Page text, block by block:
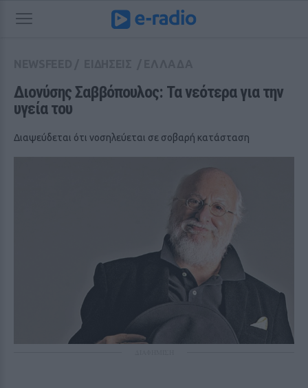
Διονύσης Σαββόπουλος: Τα νεότερα για την
υγεία του
Διαψεύδεται ότι νοσηλεύεται σε σοβαρή κατάσταση